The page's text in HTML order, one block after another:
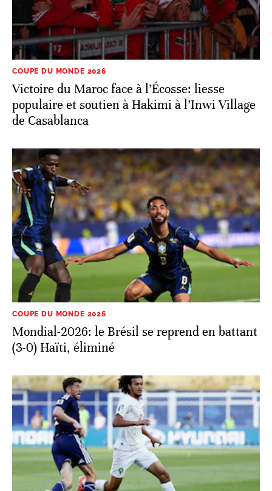
COUPE DU MONDE 2026
Victoire du Maroc face à l’Écosse: liesse
populaire et soutien à Hakimi à l’Inwi Village
de Casablanca
COUPE DU MONDE 2026
Mondial-2026: le Brésil se reprend en battant
(3-0) Haïti, éliminé